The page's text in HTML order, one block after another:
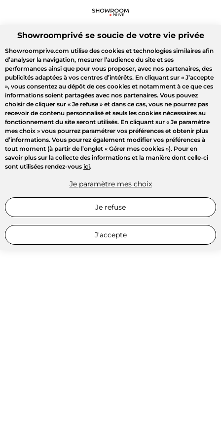
Showroomprivé se soucie de votre vie privée
Showroomprive.com utilise des cookies et technologies similaires afin
d’analyser la navigation, mesurer l’audience du site et ses
performances ainsi que pour vous proposer, avec nos partenaires, des
publicités adaptées à vos centres d’intérêts. En cliquant sur « J’accepte
», vous consentez au dépôt de ces cookies et notamment à ce que ces
informations soient partagées avec nos partenaires. Vous pouvez
choisir de cliquer sur « Je refuse » et dans ce cas, vous ne pourrez pas
recevoir de contenu personnalisé et seuls les cookies nécessaires au
fonctionnement du site seront utilisés. En cliquant sur « Je paramètre
mes choix » vous pourrez paramétrer vos préférences et obtenir plus
d’informations. Vous pourrez également modifier vos préférences à
tout moment (à partir de l’onglet « Gérer mes cookies »). Pour en
savoir plus sur la collecte des informations et la manière dont celle-ci
sont utilisées rendez-vous ici.
Je paramètre mes choix
Je refuse
J'accepte